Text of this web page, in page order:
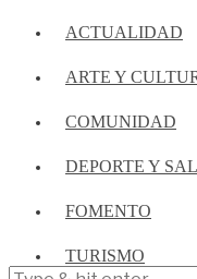
ACTUALIDAD
ARTE Y
COMUNIDAD
DEPORTE Y
FOMENTO
TURISMO